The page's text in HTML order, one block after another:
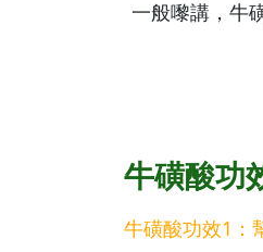
一般嚟講，牛
牛磺酸功
牛磺酸功效1：